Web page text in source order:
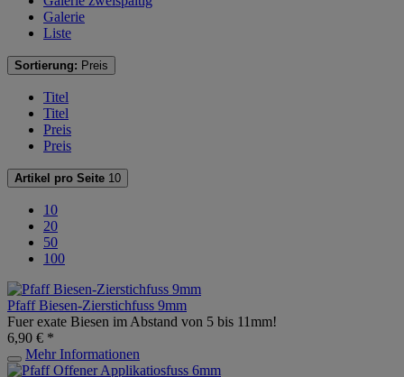
Galerie
Liste
Sortierung: Preis
Titel
Titel
Preis
Preis
Artikel pro Seite 10
10
20
50
100
Pfaff Biesen-Zierstichfuss 9mm
Fuer exate Biesen im Abstand von 5 bis 11mm!
6,90 € *
Mehr Informationen